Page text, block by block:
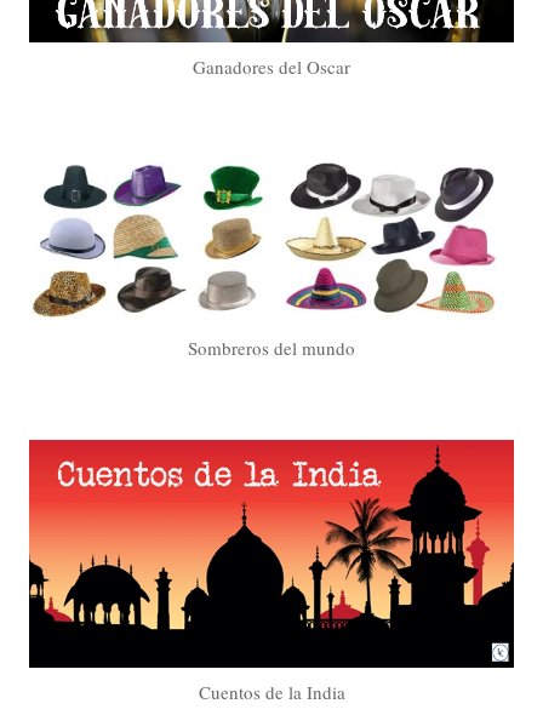
Ganadores del Oscar
Sombreros del mundo
Cuentos de la India